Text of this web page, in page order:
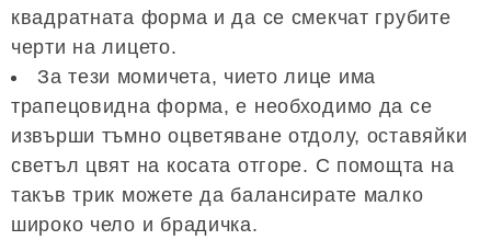
квадратната форма и да се смекчат грубите
черти на лицето.
За тези момичета, чието лице има
трапецовидна форма, е необходимо да се
извърши тъмно оцветяване отдолу, оставяйки
светъл цвят на косата отгоре. С помощта на
такъв трик можете да балансирате малко
широко чело и брадичка.